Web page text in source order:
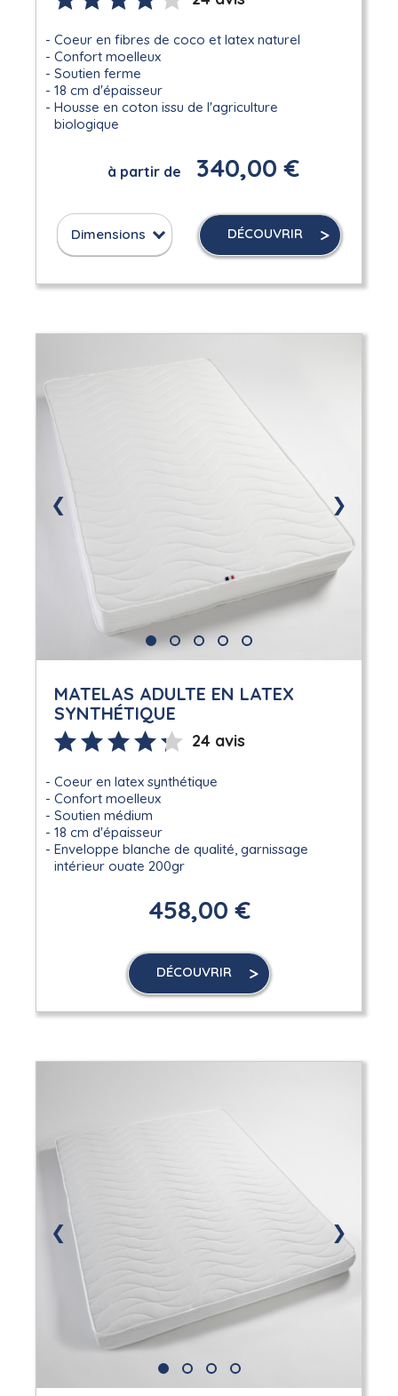
Coeur en fibres de coco et latex naturel
Confort moelleux
Soutien ferme
18 cm d'épaisseur
Housse en coton issu de l'agriculture
biologique
à partir de 340,00 €
Dimensions DÉCOUVRIR
❮ ❯
MATELAS ADULTE EN LATEX
SYNTHÉTIQUE
24 avis
Coeur en latex synthétique
Confort moelleux
Soutien médium
18 cm d'épaisseur
Enveloppe blanche de qualité, garnissage
intérieur ouate 200gr
458,00 €
DÉCOUVRIR
❮ ❯